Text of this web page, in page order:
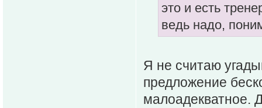
это и есть
ведь надо,
Я не считаю
предложение
малоадекватное.